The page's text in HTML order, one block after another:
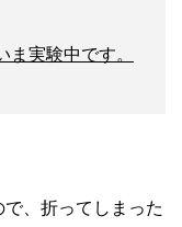
実験中です。
、折ってしまった